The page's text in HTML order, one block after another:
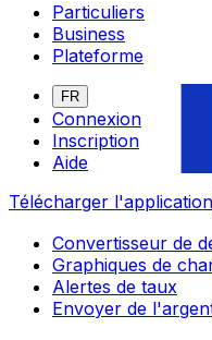
Particuliers
Business
Plateforme
FR
Connexion
Inscription
Aide
Télécharger l'application
Convertisseur de
Graphiques de
Alertes de taux
Envoyer de